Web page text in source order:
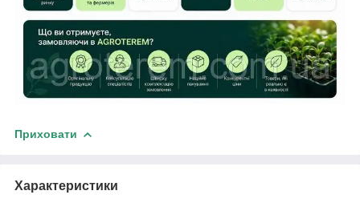
Приховати
Характеристики